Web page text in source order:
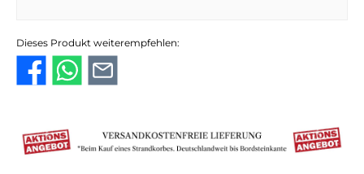
Dieses Produkt weiterempfehlen: